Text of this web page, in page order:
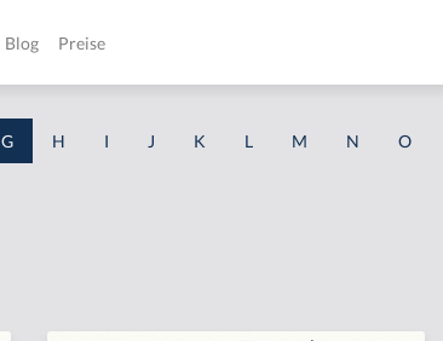
Blog Preise
G H I J K L M N O